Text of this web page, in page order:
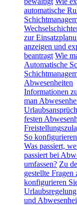
automatische
zur
anzeigen und
beantragt Wie
Automatische
Abwesenheiten
Informationen
man
festen
So
Was passiert,
passiert bei
umfassen? Zu
gestellte Fragen
konfigurieren
Urlaubsregelung
und